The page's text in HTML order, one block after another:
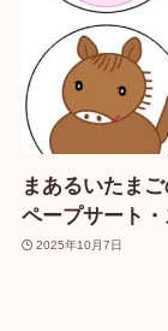
まあるいたま
ペープサート
2025年10月7日